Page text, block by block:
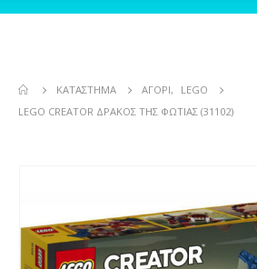
ΚΑΤΆΣΤΗΜΑ ΑΓΌΡΙ,
LEGO
LEGO CREATOR ΔΡΆΚΟΣ ΤΗΣ ΦΩΤΙΆΣ (31102)